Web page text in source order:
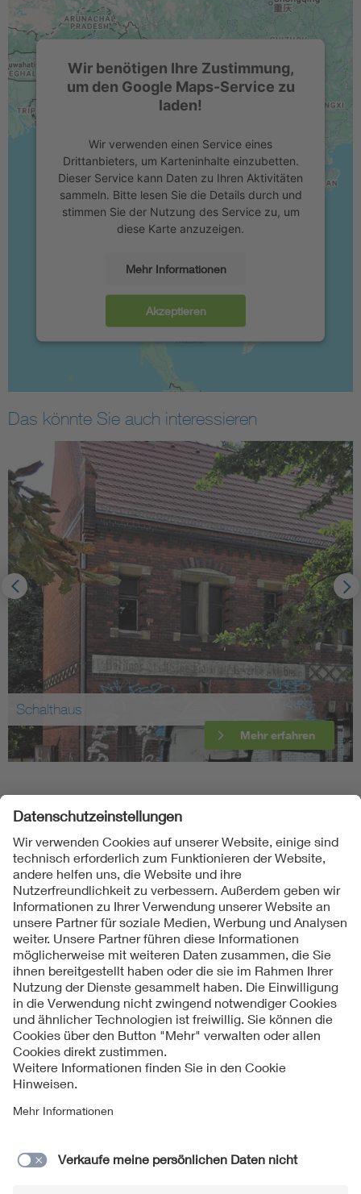
Wir benötigen Ihre Zustimmung,
um den Google Maps-Service zu
laden!
Wir verwenden einen Service eines
Drittanbieters, um Karteninhalte einzubetten.
Dieser Service kann Daten zu Ihren Aktivitäten
sammeln. Bitte lesen Sie die Details durch und
stimmen Sie der Nutzung des Service zu, um
diese Karte anzuzeigen.
Mehr Informationen
Akzeptieren
Das könnte Sie auch interessieren
Schalthaus
Mehr erfahren
Folgen Sie uns
Kontakte
Service
Impressum
Datenschutzinformationen
Cookie Hinweise
Lieferantenportal